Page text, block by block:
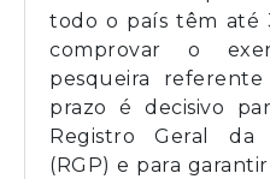
todo o país têm até
comprovar o
pesqueira
prazo é decisivo
Registro Geral da
(RGP) e para